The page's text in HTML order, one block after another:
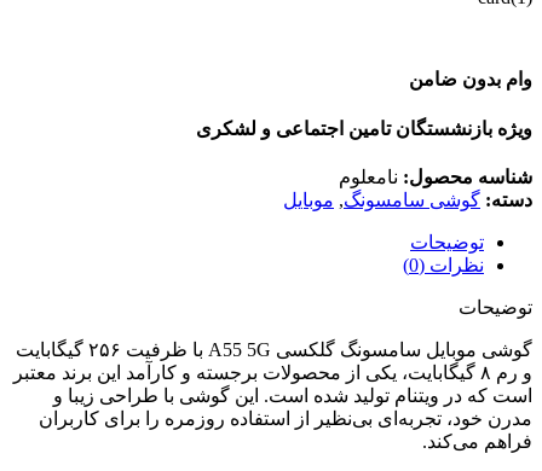
وام بدون ضامن
ویژه بازنشستگان تامین اجتماعی و لشکری
شناسه محصول: نامعلوم
دسته: گوشی سامسونگ, موبایل
توضیحات
نظرات (0)
توضیحات
گوشی موبایل سامسونگ گلکسی A55 5G با ظرفیت ۲۵۶ گیگابایت
و رم ۸ گیگابایت، یکی از محصولات برجسته و کارآمد این برند معتبر
است که در ویتنام تولید شده است. این گوشی با طراحی زیبا و
مدرن خود، تجربه‌ای بی‌نظیر از استفاده روزمره را برای کاربران
فراهم می‌کند.